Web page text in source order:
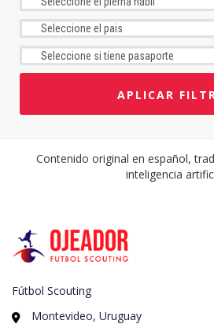
APLICAR
Contenido original en español,
inteligencia
Fútbol Scouting
Montevideo, Uruguay